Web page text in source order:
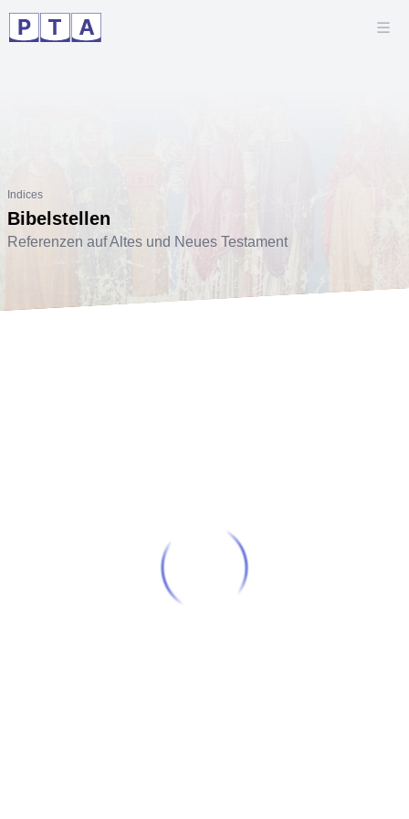
Indices
Bibelstellen
Referenzen auf Altes und Neues Testament